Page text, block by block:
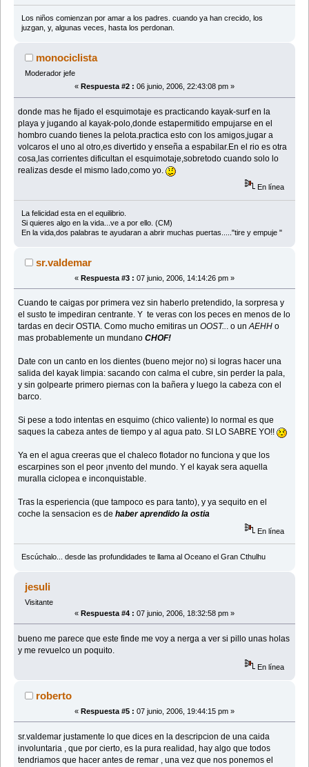
Los niños comienzan por amar a los padres. cuando ya han crecido, los
juzgan, y, algunas veces, hasta los perdonan.
monociclista
Moderador jefe
« Respuesta #2 : 06 junio, 2006, 22:43:08 pm »
donde mas he fijado el esquimotaje es practicando kayak-surf en la
playa y jugando al kayak-polo,donde estapermitido empujarse en el
hombro cuando tienes la pelota.practica esto con los amigos,jugar a
volcaros el uno al otro,es divertido y enseña a espabilar.En el rio es otra
cosa,las corrientes dificultan el esquimotaje,sobretodo cuando solo lo
realizas desde el mismo lado,como yo.
En línea
La felicidad esta en el equilibrio.
Si quieres algo en la vida...ve a por ello. (CM)
En la vida,dos palabras te ayudaran a abrir muchas puertas....."tire y empuje "
sr.valdemar
« Respuesta #3 : 07 junio, 2006, 14:14:26 pm »
Cuando te caigas por primera vez sin haberlo pretendido, la sorpresa y
el susto te impediran centrante. Y te veras con los peces en menos de lo
tardas en decir OSTIA. Como mucho emitiras unOOST... o unAEHHo
mas probablemente un mundanoCHOF!
Date con un canto en los dientes (bueno mejor no) si logras hacer una
salida del kayak limpia: sacando con calma el cubre, sin perder la pala,
y sin golpearte primero piernas con la bañera y luego la cabeza con el
barco.
Si pese a todo intentas en esquimo (chico valiente) lo normal es que
saques la cabeza antes de tiempo y al agua pato. SI LO SABRE YO!!
Ya en el agua creeras que el chaleco flotador no funciona y que los
escarpines son el peor ¡nvento del mundo. Y el kayak sera aquella
muralla ciclopea e inconquistable.
Tras la esperiencia (que tampoco es para tanto), y ya sequito en el
coche la sensacion es dehaber aprendido la ostia
En línea
Escúchalo... desde las profundidades te llama al Oceano el Gran Cthulhu
jesuli
Visitante
« Respuesta #4 : 07 junio, 2006, 18:32:58 pm »
bueno me parece que este finde me voy a nerga a ver si pillo unas holas
y me revuelco un poquito.
En línea
roberto
« Respuesta #5 : 07 junio, 2006, 19:44:15 pm »
sr.valdemar justamente lo que dices en la descripcion de una caida
involuntaria , que por cierto, es la pura realidad, hay algo que todos
tendriamos que hacer antes de remar , una vez que nos ponemos el